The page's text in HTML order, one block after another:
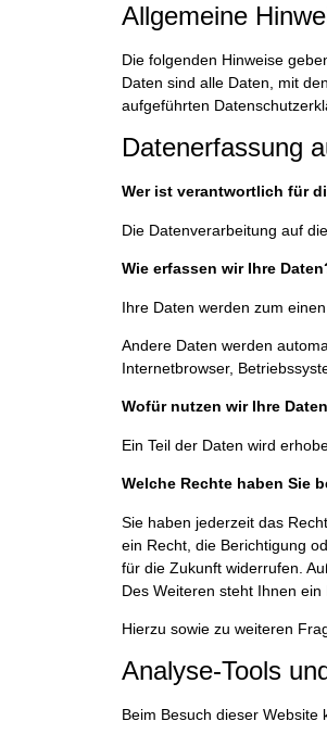
Allgemeine
Die folgenden Hinweise
Daten sind alle Daten, mit
aufgeführten
Datenerfassung
Wer ist verantwortlich für
Die Datenverarbeitung auf
Wie erfassen wir Ihre
Ihre Daten werden zum
Andere Daten werden
Internetbrowser,
Wofür nutzen wir Ihre
Ein Teil der Daten wird
Welche Rechte haben Sie
Sie haben jederzeit das
ein Recht, die Berichtigung
für die Zukunft widerrufen.
Des Weiteren steht Ihnen
Hierzu sowie zu weiteren
Analyse-Tools
Beim Besuch dieser